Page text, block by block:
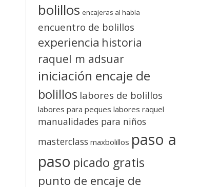
bolillos encajeras al habla
encuentro de bolillos
experiencia historia
raquel m adsuar
iniciación encaje de
bolillos labores de bolillos
labores para peques labores raquel
manualidades para niños
masterclass maxbolillos paso a
paso picado gratis
punto de encaje de